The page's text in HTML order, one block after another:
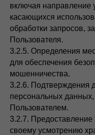
включая направление
касающихся
обработки запросов,
Пользователя.
3.2.5. Определения
для обеспечения
мошенничества.
3.2.6. Подтверждения
персональных
Пользователем.
3.2.7.
своему усмотрению